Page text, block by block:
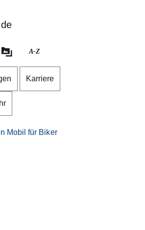
A-Z
Karriere
Mobil für Biker